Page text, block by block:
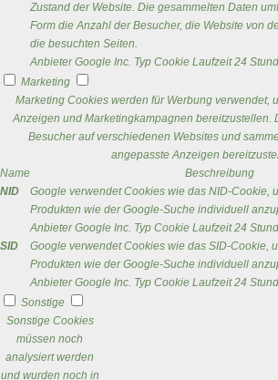
Zustand der Website. Die gesammelten Daten
Form die Anzahl der Besucher, die Website von
die besuchten Seiten.
Anbieter Google Inc. Typ Cookie Laufzeit 24
Marketing
Marketing Cookies werden für Werbung verwendet,
Anzeigen und Marketingkampagnen bereitzustellen.
Besucher auf verschiedenen Websites und
angepasste Anzeigen
Name
Beschreibung
NID
Google verwendet Cookies wie das NID-Cookie,
Produkten wie der Google-Suche individuell
Anbieter Google Inc. Typ Cookie Laufzeit 24
SID
Google verwendet Cookies wie das SID-Cookie,
Produkten wie der Google-Suche individuell
Anbieter Google Inc. Typ Cookie Laufzeit 24
Sonstige
Sonstige Cookies
müssen noch
analysiert werden
und wurden noch in